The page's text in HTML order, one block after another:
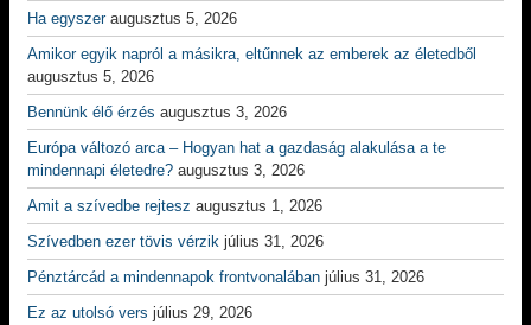
Ha egyszer augusztus 5, 2026
Amikor egyik napról a másikra, eltűnnek az emberek az életedből
augusztus 5, 2026
Bennünk élő érzés augusztus 3, 2026
Európa változó arca – Hogyan hat a gazdaság alakulása a te
mindennapi életedre? augusztus 3, 2026
Amit a szívedbe rejtesz augusztus 1, 2026
Szívedben ezer tövis vérzik július 31, 2026
Pénztárcád a mindennapok frontvonalában július 31, 2026
Ez az utolsó vers július 29, 2026